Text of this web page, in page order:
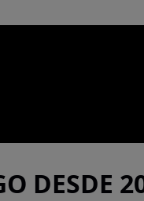
DESDE